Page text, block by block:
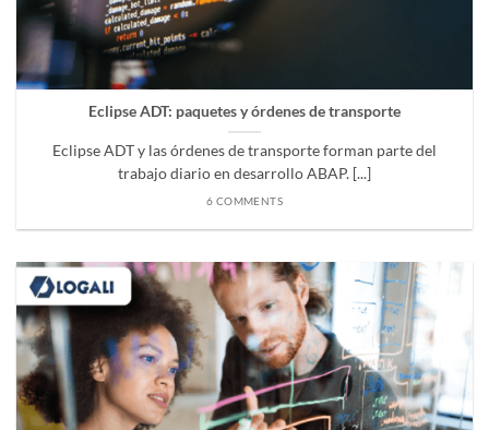
Eclipse ADT: paquetes y órdenes de transporte
Eclipse ADT y las órdenes de transporte forman parte del
trabajo diario en desarrollo ABAP. [...]
6 COMMENTS